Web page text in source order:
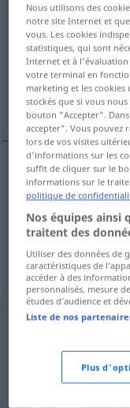
intencef
Vue
(Pour plus
Intention,
Intentionf
Vorsatzm intence
Absichtf intence
Nous utilisons des
notre site Internet et
vous. Les cookies
statistiques, qui sont
Internet et à
votre terminal en
marketing et les
stockés que si vous
bouton "Accepter".
accepter". Vous pouvez
lors de vos visites
d'informations sur les
suffit de cliquer sur le
informations sur le
politique de
Nos équipes ainsi
traitent des
Utiliser des données de
caractéristiques de
accéder à des
personnalisés, mesure
études d’audience et
Liste de nos
Plus